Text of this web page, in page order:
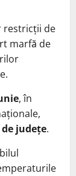
restricții de
marfă de
, în
de județe.